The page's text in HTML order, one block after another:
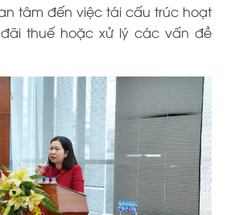
tâm đến việc tái cấu trúc hoạt
thuế hoặc xử lý các vấn đề